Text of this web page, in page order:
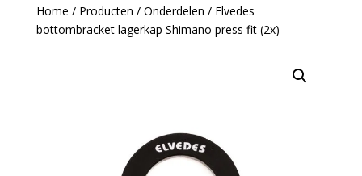
Home / Producten / Onderdelen / Elvedes
bottombracket lagerkap Shimano press fit (2x)